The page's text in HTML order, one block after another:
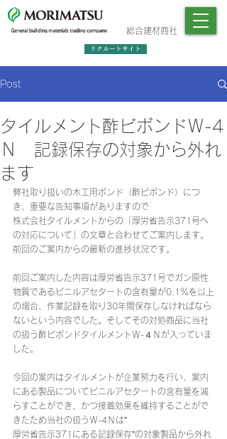
総合建材商社
リクルートサイト
Post
タイルメント酢ビボンドＷ-4
Ｎ 記録保存の対象から外れ
ます
弊社取り扱いの木工用ボンド（酢ビボンド）につ
き、重要な告知事項がありますので
株式会社タイルメントからの「厚労省告示371号へ
の対応について」の文章と合わせてご案内します。
前回のご案内からの最新の進捗状況です。
前回ご案内した内容は厚労省告示371号でガン原性
物質であるビニルアセタートの含有量が0.1％を以上
の場合、作業記録を取り30年間保存しなければなら
ないという内容でした。そしてその対処商品に当社
の扱う酢ビボンドタイルメントＷ-４Ｎが入っていま
した。
今回の案内はタイルメントが企業努力を行い、案内
にある製品についてビニルアセタートの含有量を減
らすことができ、かつ接着効果を維持することがで
きたため当社の扱うＷ-4Ｎは”
厚労省告示371にある記録保存”の対象製品から外れ